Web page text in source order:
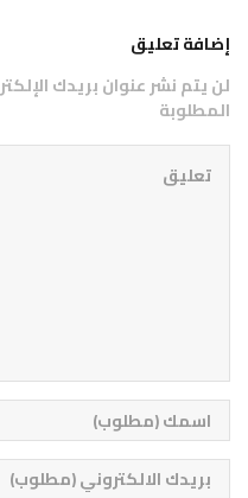
إضافة تعليق
لن يتم نشر عنوان بريدك
المطلوبة